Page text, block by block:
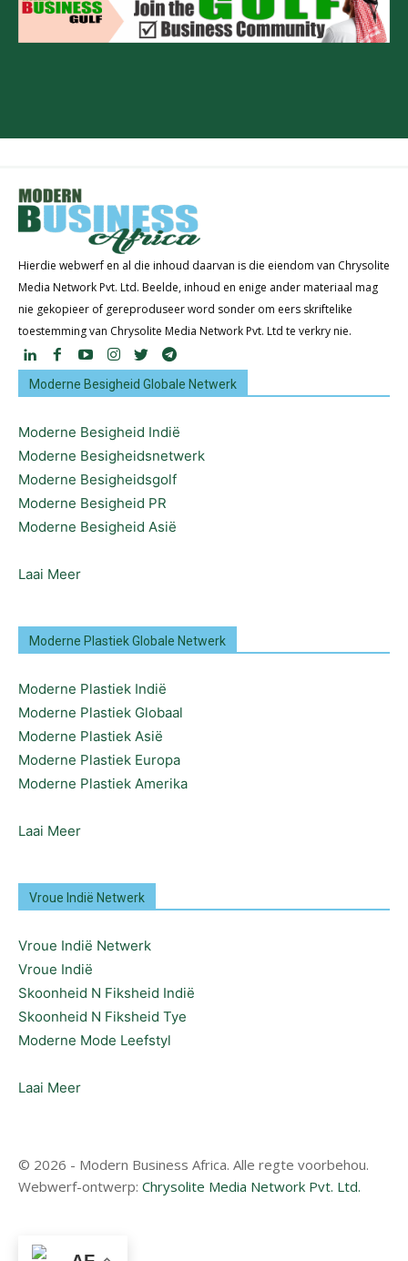
Hierdie webwerf en al die inhoud daarvan is die eiendom van Chrysolite
Media Network Pvt. Ltd. Beelde, inhoud en enige ander materiaal mag
nie gekopieer of gereproduseer word sonder om eers skriftelike
toestemming van Chrysolite Media Network Pvt. Ltd te verkry nie.
Moderne Besigheid Globale Netwerk
Moderne Besigheid Indië
Moderne Besigheidsnetwerk
Moderne Besigheidsgolf
Moderne Besigheid PR
Moderne Besigheid Asië
Laai Meer
Moderne Plastiek Globale Netwerk
Moderne Plastiek Indië
Moderne Plastiek Globaal
Moderne Plastiek Asië
Moderne Plastiek Europa
Moderne Plastiek Amerika
Laai Meer
Vroue Indië Netwerk
Vroue Indië Netwerk
Vroue Indië
Skoonheid N Fiksheid Indië
Skoonheid N Fiksheid Tye
Moderne Mode Leefstyl
Laai Meer
© 2026 - Modern Business Africa. Alle regte voorbehou.
Webwerf-ontwerp: Chrysolite Media Network Pvt. Ltd.